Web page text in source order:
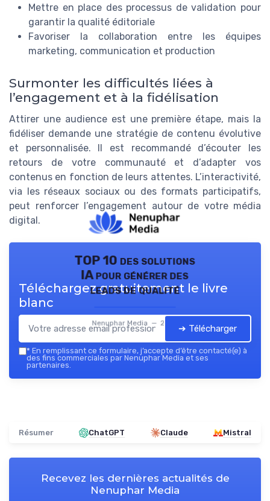
Mettre en place des processus de validation pour
garantir la qualité éditoriale
Favoriser la collaboration entre les équipes
marketing, communication et production
Surmonter les difficultés liées à
l’engagement et à la fidélisation
Attirer une audience est une première étape, mais la
fidéliser demande une stratégie de contenu évolutive
et personnalisée. Il est recommandé d’écouter les
retours de votre communauté et d’adapter vos
contenus en fonction de leurs attentes. L’interactivité,
via les réseaux sociaux ou des formats participatifs,
peut renforcer l’engagement autour de votre média
digital.
TOP 10 des solutions
IA pour générer des
leads de qualité
Nenuphar Media — 2026
Téléchargez gratuitement le livre
blanc
➔ Télécharger
* En remplissant ce formulaire, j’accepte d’être contacté(e) à
des fins commerciales par Nenuphar Media et ses
partenaires.
Résumer ChatGPT Claude Mistral
Recevez les dernières actualités de
Nenuphar Media